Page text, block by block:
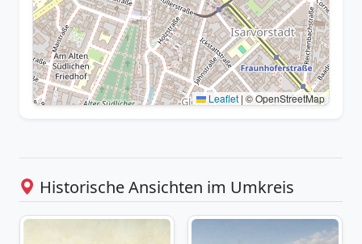
Leaflet | © OpenStreetMap
Historische Ansichten im Umkreis